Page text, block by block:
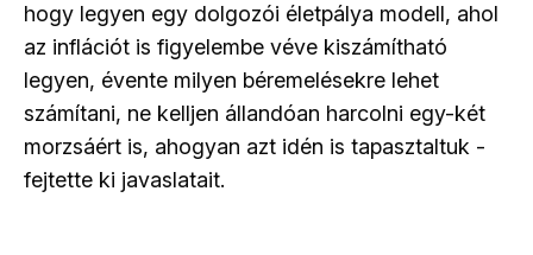
hogy legyen egy dolgozói életpálya modell, ahol
az inflációt is figyelembe véve kiszámítható
legyen, évente milyen béremelésekre lehet
számítani, ne kelljen állandóan harcolni egy-két
morzsáért is, ahogyan azt idén is tapasztaltuk -
fejtette ki javaslatait.